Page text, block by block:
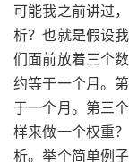
可能我之前讲过
析？也就是假设
们面前放着三个
约等于一个月。
于一个月。第三
样来做一个权重
析。举个简单例